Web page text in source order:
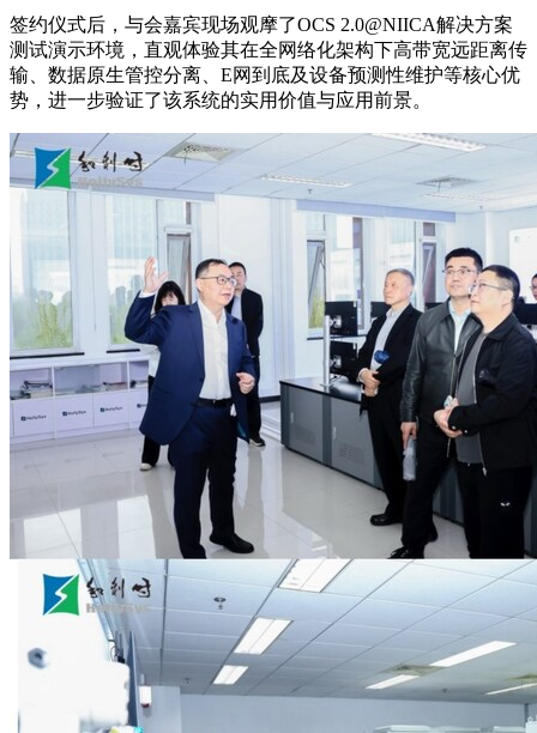
签约仪式后，与会嘉宾现场观摩了OCS 2.0@NIICA解决方案
测试演示环境，直观体验其在全网络化架构下高带宽远距离传
输、数据原生管控分离、E网到底及设备预测性维护等核心优
势，进一步验证了该系统的实用价值与应用前景。